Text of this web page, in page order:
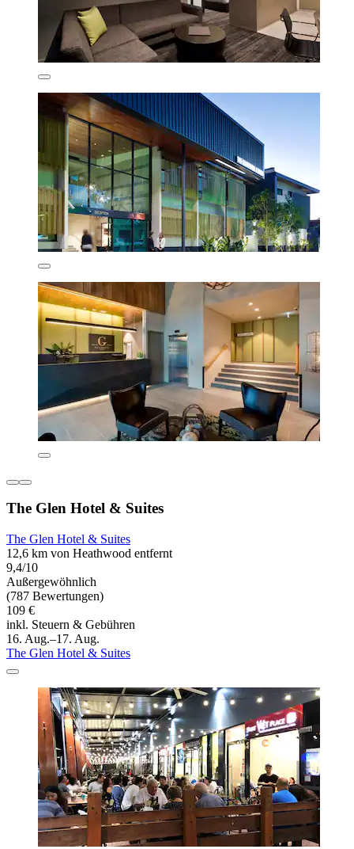
The Glen Hotel & Suites
The Glen Hotel & Suites
12,6 km von Heathwood entfernt
9,4/10
Außergewöhnlich
(787 Bewertungen)
109 €
inkl. Steuern & Gebühren
16. Aug.–17. Aug.
The Glen Hotel & Suites